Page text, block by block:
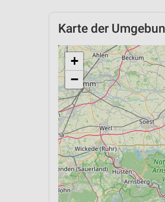
Karte der
+
−